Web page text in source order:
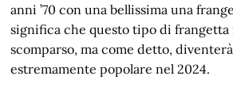
anni ’70 con una bellissima una
significa che questo tipo di frangetta
scomparso, ma come detto,
estremamente popolare nel 2024.